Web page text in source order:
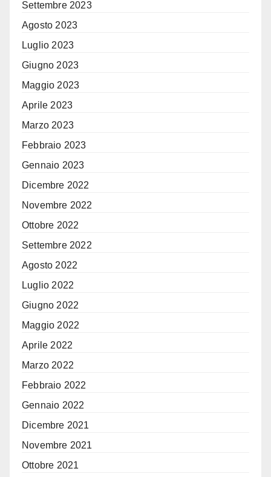
Settembre 2023
Agosto 2023
Luglio 2023
Giugno 2023
Maggio 2023
Aprile 2023
Marzo 2023
Febbraio 2023
Gennaio 2023
Dicembre 2022
Novembre 2022
Ottobre 2022
Settembre 2022
Agosto 2022
Luglio 2022
Giugno 2022
Maggio 2022
Aprile 2022
Marzo 2022
Febbraio 2022
Gennaio 2022
Dicembre 2021
Novembre 2021
Ottobre 2021